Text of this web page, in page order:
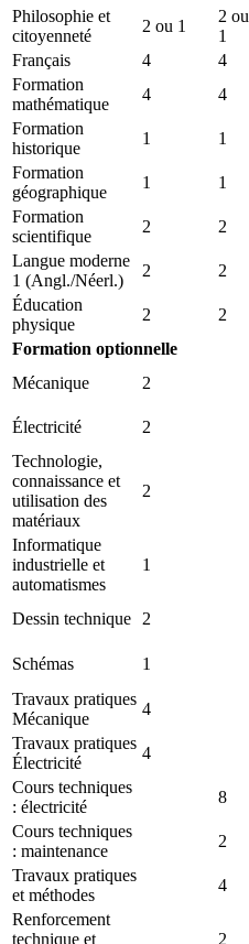
Philosophie et
citoyenneté
2 ou 1
2 ou
1
Français
4 4
Formation
mathématique
4 4
Formation
historique
1 1
Formation
géographique
1 1
Formation
scientifique
2 2
Langue moderne
1 (Angl./Néerl.)
2 2
Éducation
physique
2 2
Formation optionnelle
Mécanique
2
Électricité 2
Technologie,
connaissance et
utilisation des
matériaux
2
Informatique
industrielle et
automatismes
1
Dessin technique 2
Schémas
1
Travaux pratiques
Mécanique
4
Travaux pratiques
Électricité
4
Cours techniques
: électricité
8
Cours techniques
: maintenance
2
Travaux pratiques
et méthodes
4
Renforcement
technique et
2